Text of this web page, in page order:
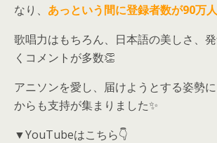
なり、 あっという間に登録者数が90万
歌唱力はもちろん、日本語の美しさ、
くコメントが多数👏
アニソンを愛し、届けようとする姿勢
からも支持が集まりました✨
▼YouTubeはこちら👇